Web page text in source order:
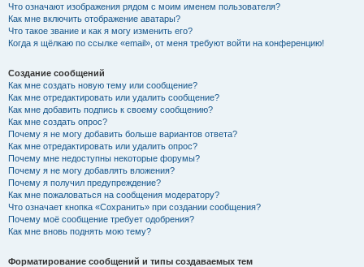
Что означают изображения рядом с моим именем пользователя?
Как мне включить отображение аватары?
Что такое звание и как я могу изменить его?
Когда я щёлкаю по ссылке «email», от меня требуют войти на конференцию!
Создание сообщений
Как мне создать новую тему или сообщение?
Как мне отредактировать или удалить сообщение?
Как мне добавить подпись к своему сообщению?
Как мне создать опрос?
Почему я не могу добавить больше вариантов ответа?
Как мне отредактировать или удалить опрос?
Почему мне недоступны некоторые форумы?
Почему я не могу добавлять вложения?
Почему я получил предупреждение?
Как мне пожаловаться на сообщения модератору?
Что означает кнопка «Сохранить» при создании сообщения?
Почему моё сообщение требует одобрения?
Как мне вновь поднять мою тему?
Форматирование сообщений и типы создаваемых тем